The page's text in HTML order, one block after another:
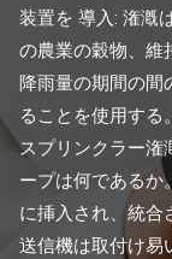
装置を 導入: 潅漑
の農業の穀物、維
降雨量の期間の間
ることを使用する
スプリンクラー潅
ープは何であるか
に挿入され、統合
送信機は取付け易